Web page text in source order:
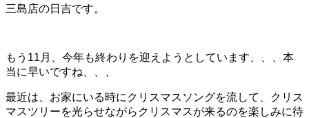
三島店の日吉です。
もう11月、今年も終わりを迎えようとしています、、、本
当に早いですね、、、
最近は、お家にいる時にクリスマスソングを流して、クリス
マスツリーを光らせながらクリスマスが来るのを楽しみに待